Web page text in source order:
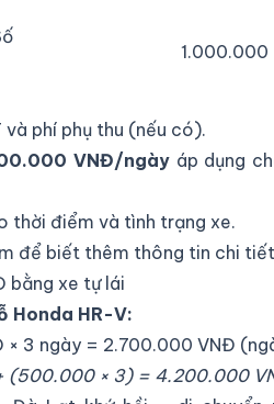
1.000.000
phí phụ thu (nếu có).
VNĐ/ngàyáp dụng
thời điểm và tình trạng xe.
để biết thêm thông tin chi
bằng xe tự lái
Honda HR-V:
× 3 ngày = 2.700.000 VNĐ
(500.000 × 3) = 4.200.000